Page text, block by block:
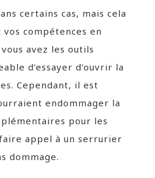
certains cas, mais cela
compétences en
avez les outils
d’essayer d’ouvrir la
Cependant, il est
endommager la
pour les
appel à un serrurier
dommage.